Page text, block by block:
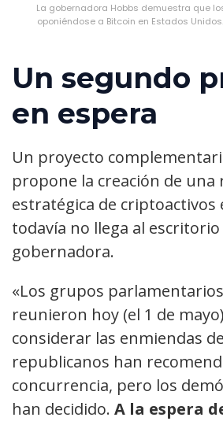
La gobernadora Hobbs demuestra que
oponiéndose a Bitcoin en Estados
Un segundo
en espera
Un proyecto
propone la creación de una
estratégica de criptoactivos
todavía no llega al escritorio
gobernadora.
«Los grupos
reunieron hoy (el 1 de
considerar las enmiendas
republicanos han
concurrencia, pero los
han decidido. A la espera